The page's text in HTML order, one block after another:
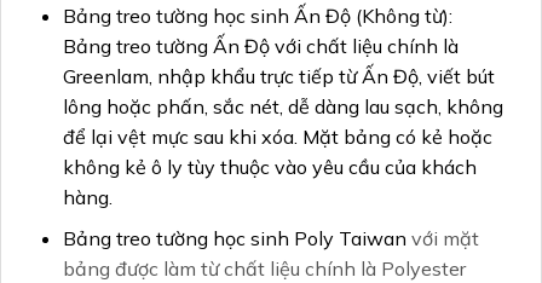
Bảng treo tường học sinh Ấn Độ (Không từ):
Bảng treo tường Ấn Độ với chất liệu chính là
Greenlam, nhập khẩu trực tiếp từ Ấn Độ, viết bút
lông hoặc phấn, sắc nét, dễ dàng lau sạch, không
để lại vệt mực sau khi xóa. Mặt bảng có kẻ hoặc
không kẻ ô ly tùy thuộc vào yêu cầu của khách
hàng.
Bảng treo tường học sinh Poly Taiwan với mặt
bảng được làm từ chất liệu chính là Polyester